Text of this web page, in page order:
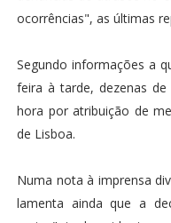
ocorrências", as últimas
Segundo informações a
feira à tarde, dezenas
hora por atribuição de
de Lisboa.
Numa nota à imprensa
lamenta ainda que a